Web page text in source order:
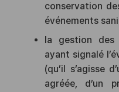
conservation
événements
la gestion des
ayant signalé
(qu’il s’agisse
agréée, d’un